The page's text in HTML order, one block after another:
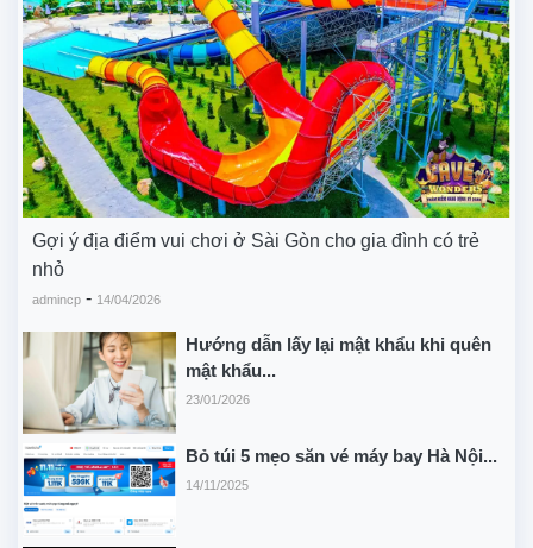
Gợi ý địa điểm vui chơi ở Sài Gòn cho gia đình có trẻ
nhỏ
admincp - 14/04/2026
Hướng dẫn lấy lại mật khẩu khi quên
mật khẩu...
23/01/2026
Bỏ túi 5 mẹo săn vé máy bay Hà Nội...
14/11/2025